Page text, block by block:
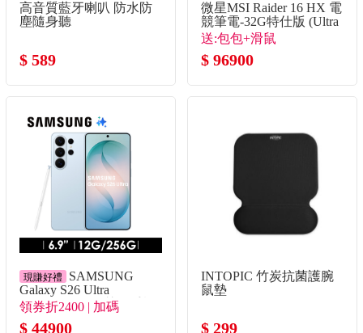
高音質藍牙喇叭 防水防
塵隨身聽
$ 589
微星MSI Raider 16 HX 電
競筆電-32G特仕版 (Ultra
9 275HX/32G/1T
SSD/RTX5070Ti/Win11)
送:包包+滑鼠
$ 96900
現賺好禮
SAMSUNG
Galaxy S26 Ultra
12G/256G AI智慧型手機
漫遊藍
領券折2400 | 加碼
Bud4Pro+殼貼組+熱敷眼
$ 44900
INTOPIC 竹炭抗菌護腕
鼠墊
$ 299